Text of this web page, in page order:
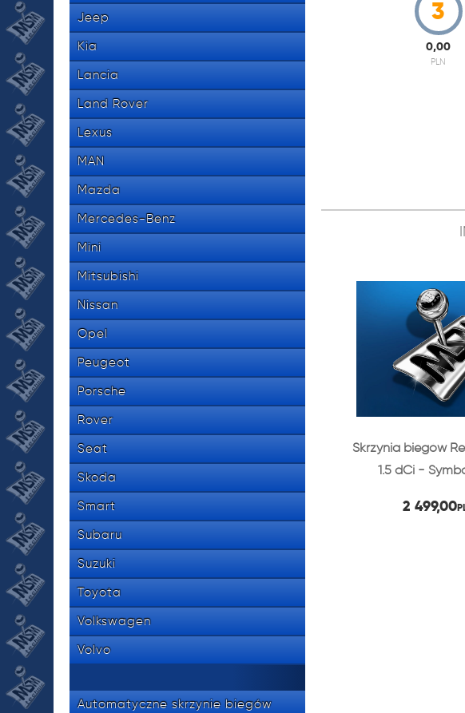
Jeep
Kia
Lancia
Land Rover
Lexus
MAN
Mazda
Mercedes-Benz
Mini
Mitsubishi
Nissan
Opel
Peugeot
Porsche
Rover
Seat
Skoda
Smart
Subaru
Suzuki
Toyota
Volkswagen
Volvo
Automatyczne skrzynie biegów
3
0,00
PLN
Skrzynia biegów
1.5 dCi -
2 499,00